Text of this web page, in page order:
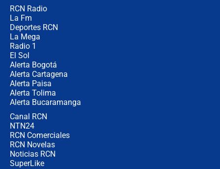
RCN Radio
La Fm
Deportes RCN
La Mega
Radio 1
El Sol
Alerta Bogotá
Alerta Cartagena
Alerta Paisa
Alerta Tolima
Alerta Bucaramanga
Canal RCN
NTN24
RCN Comerciales
RCN Novelas
Noticias RCN
SuperLike